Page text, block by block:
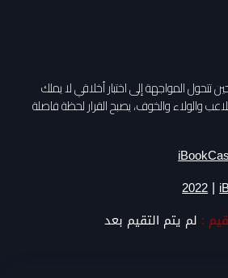
المواجهة إلى اختبار أخلاقي لا يملك
والولاء والخوف، يصبح القرار لحظة فاصلة
|
2022
: لم يتم التقيم بعد